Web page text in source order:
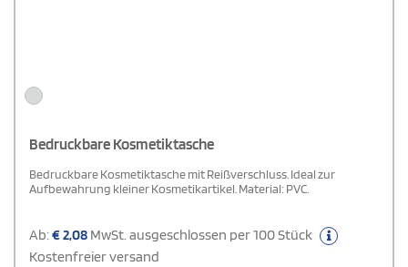
Bedruckbare Kosmetiktasche
Bedruckbare Kosmetiktasche mit Reißverschluss. Ideal zur
Aufbewahrung kleiner Kosmetikartikel. Material: PVC.
Ab:€2,08 MwSt. ausgeschlossen per 100 Stück
Kostenfreier versand